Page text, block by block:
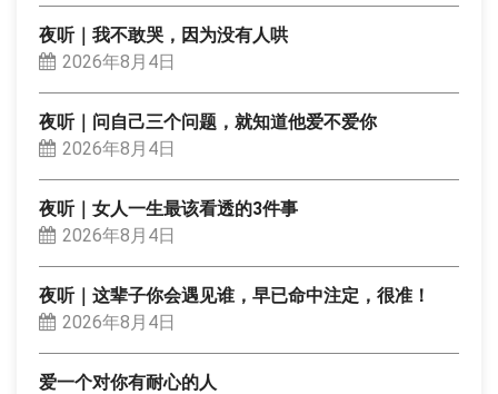
夜听｜我不敢哭，因为没有人哄
2026年8月4日
夜听｜问自己三个问题，就知道他爱不爱你
2026年8月4日
夜听｜女人一生最该看透的3件事
2026年8月4日
夜听｜这辈子你会遇见谁，早已命中注定，很准！
2026年8月4日
爱一个对你有耐心的人